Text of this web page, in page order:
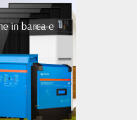
in barca e